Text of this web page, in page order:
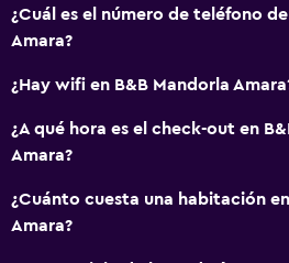
¿Cuál es el número de teléfono
Amara?
¿Hay wifi en B&B Mandorla
¿A qué hora es el check-out en
Amara?
¿Cuánto cuesta una habitación
Amara?